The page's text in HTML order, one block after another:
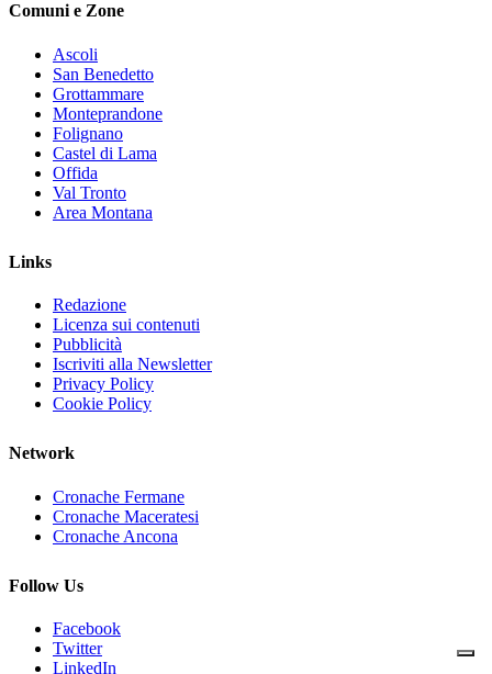
Comuni e Zone
Ascoli
San Benedetto
Grottammare
Monteprandone
Folignano
Castel di Lama
Offida
Val Tronto
Area Montana
Links
Redazione
Licenza sui contenuti
Pubblicità
Iscriviti alla Newsletter
Privacy Policy
Cookie Policy
Network
Cronache Fermane
Cronache Maceratesi
Cronache Ancona
Follow Us
Facebook
Twitter
LinkedIn